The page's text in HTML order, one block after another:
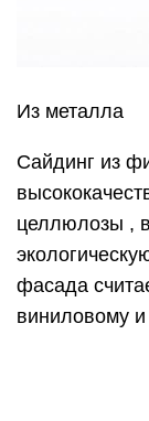
Из металла
Сайдинг из
целлюлозы ,
фасада
виниловому